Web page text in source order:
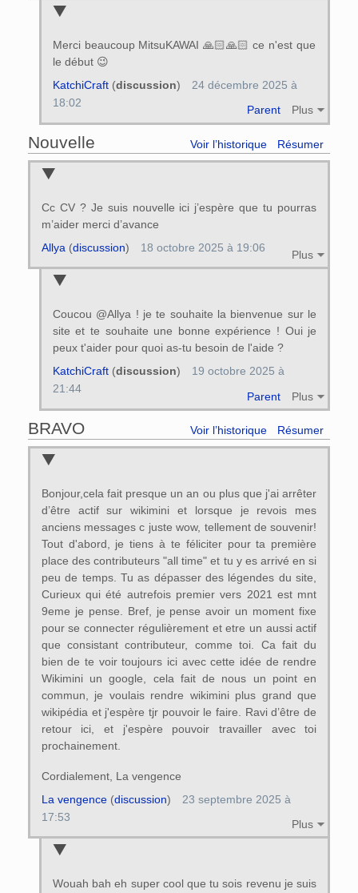
Merci beaucoup MitsuKAWAI 🙏🏻🙏🏻 ce n'est que
le début 😉
Parent Plus
KatchiCraft(discussion)
24 décembre 2025 à
18:02
Nouvelle Voir l’historique Résumer
Cc CV ? Je suis nouvelle ici j’espère que tu pourras
m’aider merci d’avance
Plus
Allya (discussion) 18 octobre 2025 à 19:06
Coucou @Allya ! je te souhaite la bienvenue sur le
site et te souhaite une bonne expérience ! Oui je
peux t'aider pour quoi as-tu besoin de l'aide ?
Parent Plus
KatchiCraft(discussion)
19 octobre 2025 à
21:44
BRAVO Voir l’historique Résumer
Bonjour,cela fait presque un an ou plus que j'ai arrêter
d’être actif sur wikimini et lorsque je revois mes
anciens messages c juste wow, tellement de souvenir!
Tout d'abord, je tiens à te féliciter pour ta première
place des contributeurs "all time" et tu y es arrivé en si
peu de temps. Tu as dépasser des légendes du site,
Curieux qui été autrefois premier vers 2021 est mnt
9eme je pense. Bref, je pense avoir un moment fixe
pour se connecter régulièrement et etre un aussi actif
que consistant contributeur, comme toi. Ca fait du
bien de te voir toujours ici avec cette idée de rendre
Wikimini un google, cela fait de nous un point en
commun, je voulais rendre wikimini plus grand que
wikipédia et j'espère tjr pouvoir le faire. Ravi d’être de
retour ici, et j'espère pouvoir travailler avec toi
prochainement.
Cordialement, La vengence
Plus
La vengence(discussion)
23 septembre 2025 à
17:53
Wouah bah eh super cool que tu sois revenu je suis